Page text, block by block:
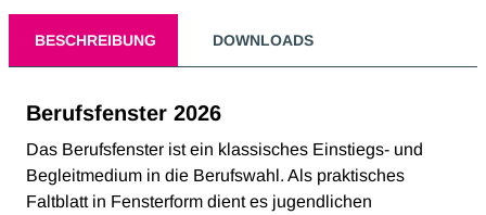
BESCHREIBUNG DOWNLOADS
Berufsfenster 2026
Das Berufsfenster ist ein klassisches Einstiegs- und
Begleitmedium in die Berufswahl. Als praktisches
Faltblatt in Fensterform dient es jugendlichen